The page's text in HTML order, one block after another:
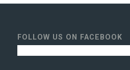
FOLLOW US ON FACEBOOK